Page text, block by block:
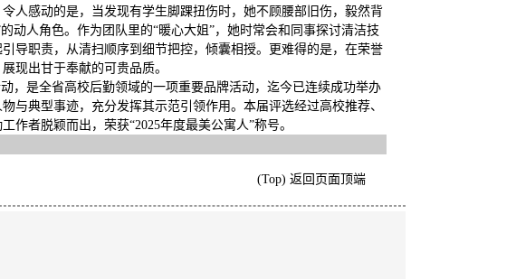
人感动的是，当发现有学生脚踝扭伤时，她不顾腰部旧伤，毅然背
动人角色。作为团队里的“暖心大姐”，她时常会和同事探讨清洁技
导职责，从清扫顺序到细节把控，倾囊相授。更难得的是，在荣誉
现出甘于奉献的可贵品质。
，是全省高校后勤领域的一项重要品牌活动，迄今已连续成功举办
与典型事迹，充分发挥其示范引领作用。本届评选经过高校推荐、
作者脱颖而出，荣获“2025年度最美公寓人”称号。
(Top) 返回页面顶端